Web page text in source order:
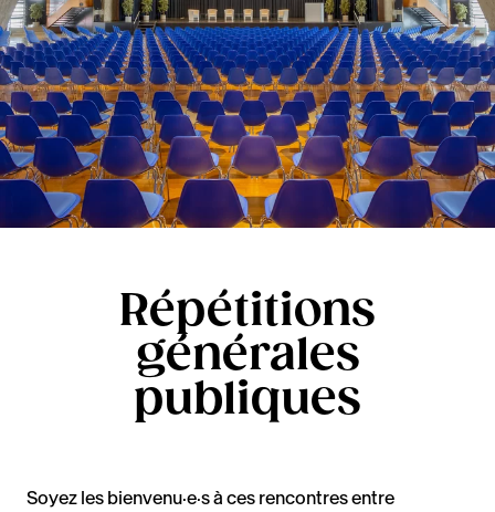
Répétitions
générales
publiques
Soyez les bienvenu·e·s à ces rencontres entre